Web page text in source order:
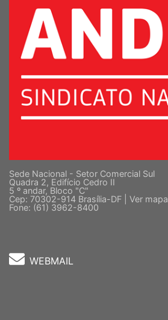
Sede Nacional - Setor Comercial Sul
Quadra 2, Edifício Cedro II
5 º andar, Bloco "C"
Cep: 70302-914 Brasília-DF | Ver mapa
Fone: (61) 3962-8400
WEBMAIL